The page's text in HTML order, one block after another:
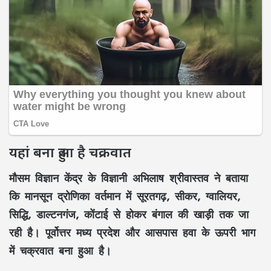
यहां बना हुआ है चक्रवात
मौसम विज्ञान केंद्र के विज्ञानी अभिलाष श्रीवास्तव ने बताया
कि मानसून द्रोणिका वर्तमान में सूरतगढ़, सीकर, ग्वालियर,
सिद्धि, डाल्टनगंज, कोंटाई से होकर बंगाल की खाड़ी तक जा
रही है। पूर्वोत्तर मध्य प्रदेश और आसपास हवा के ऊपरी भाग
में चक्रवात बना हुआ है।